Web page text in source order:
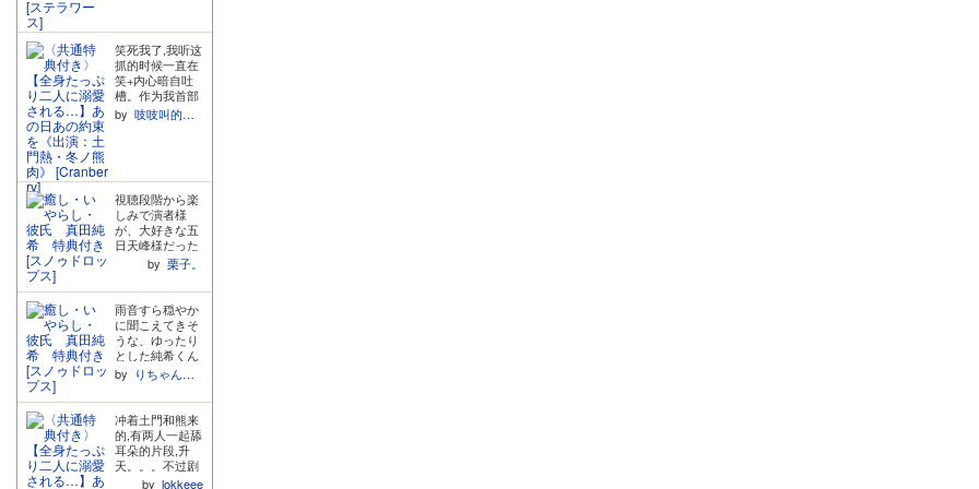
んじゃないとい
うか、吐息の置
き方やじゃれ合
いが、私の耳に
は恋津田さんの
ンスなんですよ
ね…。 全部がそ
うというわけで
はなくて、近く
にいる時にフッ
と土門さんの知
ちろん声質や演
技そのものが似
ているわけでは
ないですが、久
しぶりに土門さ
た私にはとても
新鮮で、引き出
しの多さを見せ
つけられて衝撃
でした。 あと、
どうやって宝石
^)o演绎依旧非常
棒。 特典有点羞
耻呢,不过完全是
我心声,我也想玩
baby play,想听
猿师夹子音喊ma
でしまったこと
が哀しくて。荒
んでしまった心
を満たそうとす
るように自分を
貪る彼が悲しく
て愛しくてつら
さえ、自分のこ
とを最優先に考
え行動する彼が
愛しくて愛しく
て愛しくて愛し
くて。だから今
ために、自分の
気持ちに素直に
なって彼の心に
ちゃんと寄り添
うために、彼女
は心を取り戻し
て、彼の腕の中
に戻ったのだ
と、そう思いま
す。 だって、彼
女とシンクロし
ていた私は、手
を離そうとする
面的问题,也很耐
心仔细的说明解
决的方法,然后继
续鼓励女主努力
解决遇到的困难,
之后还关心女主
——体贴,太——
健全了!!这种魅
力果然是只有年
上型男友才能给
到的!!年上爱好
面貌似知道女主
跟某后辈单独在
办公室加班的事
是由于职务之便
的感觉,但感觉还
是可以原谅!吃醋
得好心动,时候则
是对女主甜蜜宠
爱~整体听下来
有种在蜜罐里面
泡着的错觉~整
个内容是就算社
笑死我了,我听这
抓的时候一直在
笑+内心暗自吐
槽。作为我首部
没有等后期优惠
券,刚刚发售就利
不知该笑自己还
是笑这个作品的
内容。总体来说
两位配音老师演
技各方面基本稳
定发挥,舔耳部分
始时因为两位男
主本身也是很熟
的朋友,两个一来
一往的语言上的
互相调侃也很有
趣。然后就是剧
情...也不是说不
好,就是开始跟女
主介绍的时候,熊
配的那位没多久
就开始说:“你还
记得我吗?我们
以前是同一个幼
by 吱吱叫的啮齿类
視聴段階から楽
しみで演者様
が、大好きな五
日天峰様だった
のでこれは絶対
買わねば!と思い
購入。 就活浪人
のヒロインちゃ
んとデザイナー
の純希くんとの
出会いから始ま
るラブストーリ
ー。 聴いていて
ましたー!! バイ
トをしながら就
職活動中のヒロ
インちゃん、突
然の雨に降ら
by 栗子。
雨音すら穏やか
に聞こえてきそ
うな、ゆったり
とした純希くん
との会話に始ま
り、カタカ
タ…、チョキチ
ョキ…と裁縫の
音にも癒されま
す。 アトリエと
はいえ、初めて
入った人のスペ
by りちゃんさん
冲着土門和熊来
的,有两人一起舔
耳朵的片段,升
天。。。不过剧
情不是太感冒,就
by lokkeee